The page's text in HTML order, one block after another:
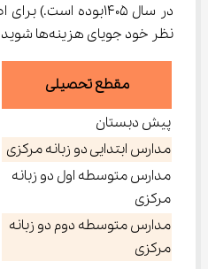
در سال 1405بوده
نظر خود جویای هزینه‌ها شوید.
مقطع تحصیلی
پیش دبستان
مدارس ابتدایی دو زبانه مرکزی
مدارس متوسطه اول دو زبانه
مرکزی
مدارس متوسطه دوم دو زبانه
مرکزی